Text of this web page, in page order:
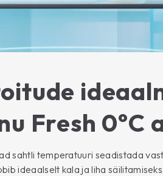
Fresh 0°C
sahtli temperatuuri seadistada
ideaalselt kala ja liha